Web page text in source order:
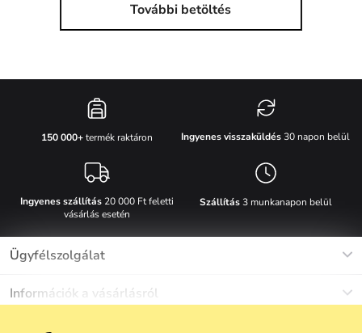
További betöltés
150 000+termék raktáron Ingyenes visszaküldés30 napon belül
Ingyenes szállítás20 000 Ft feletti
vásárlás esetén
Szállítás3 munkanapon belül
Ügyfélszolgálat
Információk a vásárlásról